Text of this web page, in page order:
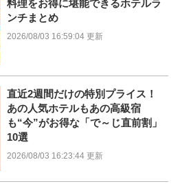
料理をお得に堪能できるホテルラ
ンチまとめ
2026/08/03 16:59:04 更新
直近2週間だけの特別プライス！
あの人気ホテルもあの高級宿
も“今”がお得な「で～じ直前割」
10選
2026/08/03 16:23:44 更新